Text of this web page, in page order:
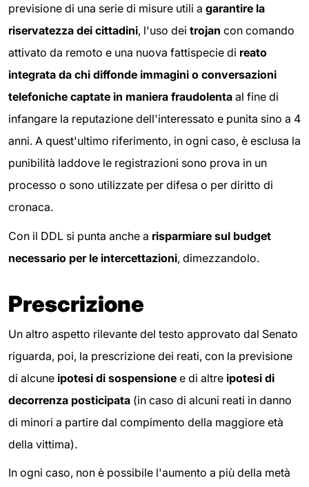
previsione di una serie di misure utili a garantire la
riservatezza dei cittadini, l'uso dei trojan con comando
attivato da remoto e una nuova fattispecie di reato
integrata da chi diffonde immagini o conversazioni
telefoniche captate in maniera fraudolenta al fine di
infangare la reputazione dell'interessato e punita sino a 4
anni. A quest'ultimo riferimento, in ogni caso, è esclusa la
punibilità laddove le registrazioni sono prova in un
processo o sono utilizzate per difesa o per diritto di
cronaca.
Con il DDL si punta anche a risparmiare sul budget
necessario per le intercettazioni, dimezzandolo.
Prescrizione
Un altro aspetto rilevante del testo approvato dal Senato
riguarda, poi, la prescrizione dei reati, con la previsione
di alcune ipotesi di sospensione e di altre ipotesi di
decorrenza posticipata (in caso di alcuni reati in danno
di minori a partire dal compimento della maggiore età
della vittima).
In ogni caso, non è possibile l'aumento a più della metà